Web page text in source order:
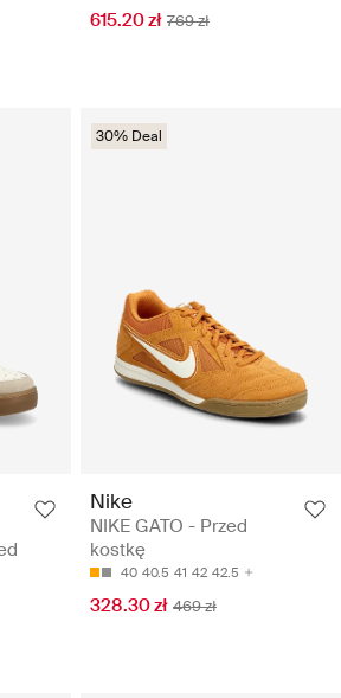
615.20 zł 769 zł
30% Deal
Nike
NIKE GATO - Przed
kostkę
40 40.5 41 42 42.5
328.30 zł 469 zł